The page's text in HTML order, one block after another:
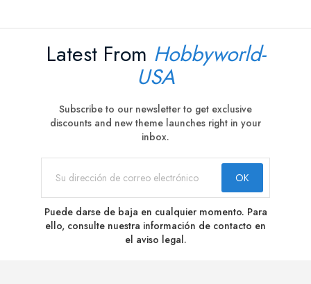
Latest From Hobbyworld-
USA
Subscribe to our newsletter to get exclusive
discounts and new theme launches right in your
inbox.
Puede darse de baja en cualquier momento. Para
ello, consulte nuestra información de contacto en
el aviso legal.